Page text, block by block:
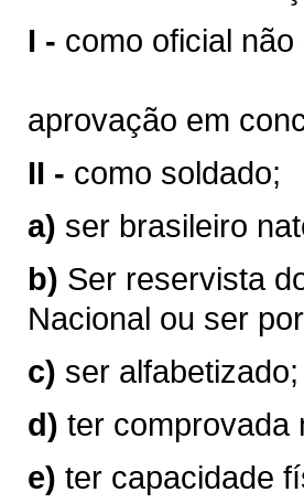
I - como oficial
aprovação em
II - como soldado;
a) ser brasileiro
b) Ser reservista
Nacional ou ser
c) ser alfabetizado;
d) ter comprovada
e) ter capacidade